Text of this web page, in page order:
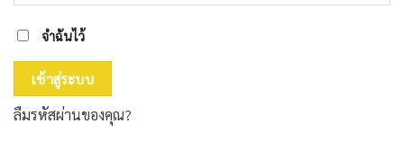
จำฉันไว้
เข้าสู่ระบบ
ลืมรหัสผ่านของคุณ?